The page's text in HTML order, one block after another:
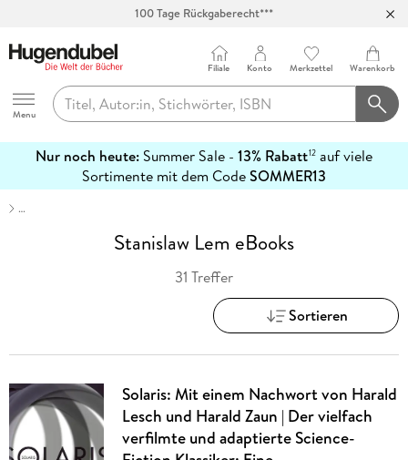
Abholung in über 100 Filialen
Hugendubel
Menu
Filiale Konto Merkzettel Warenkorb
Nur noch heute: Summer Sale - 13% Rabatt12 auf viele
Sortimente mit dem CodeSOMMER13
erfahren
…
Stanislaw Lem eBooks
31 Treffer
Sortieren
Solaris: Mit einem Nachwort von Harald
Lesch und Harald Zaun | Der vielfach
verfilmte und adaptierte Science-